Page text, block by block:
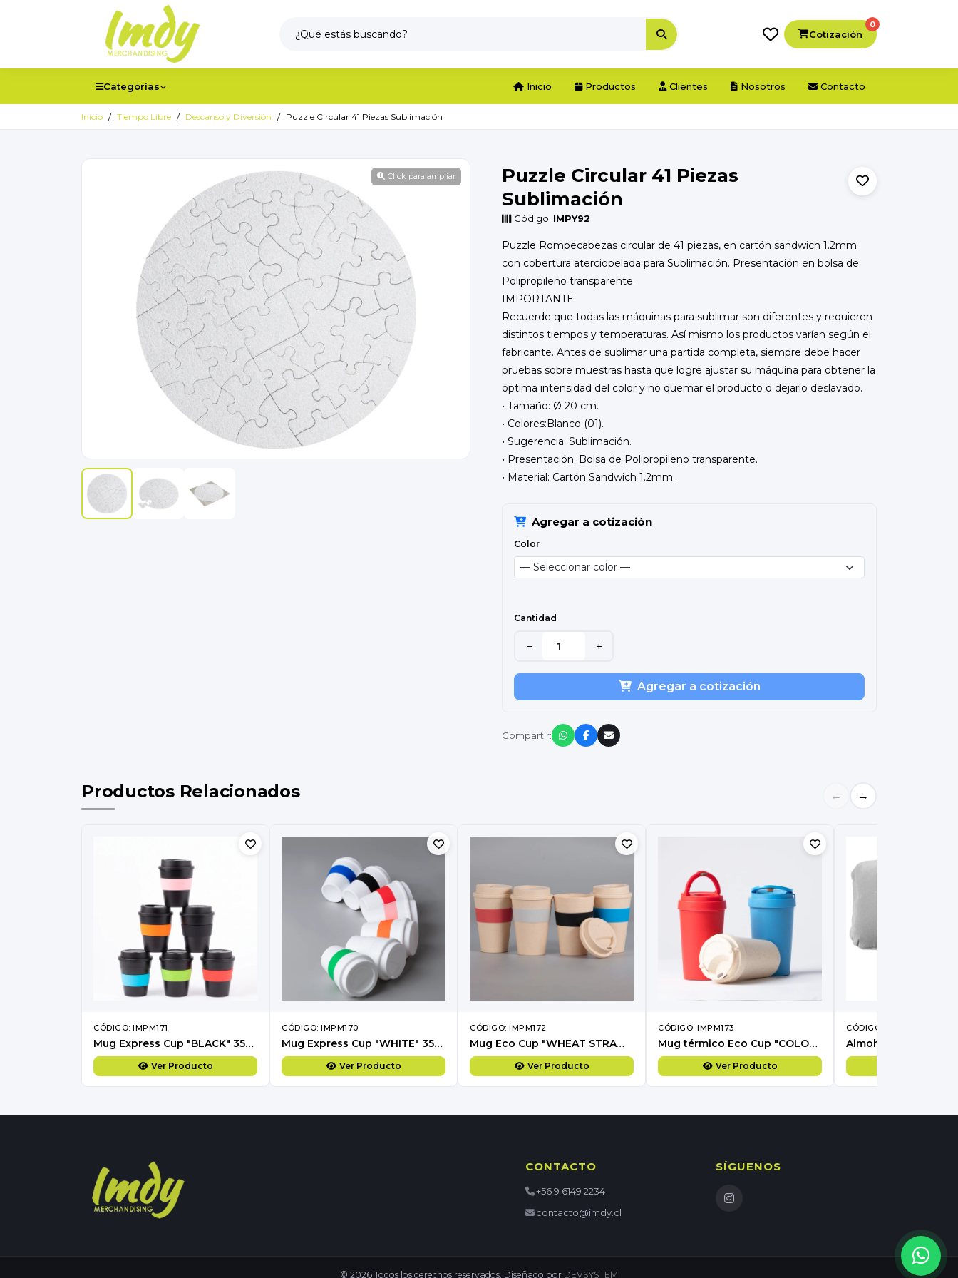
Cotización
0
Categorías Inicio Productos Clientes Nosotros Contacto
Inicio Tiempo Libre Descanso y Diversión Puzzle Circular 41 Piezas Sublimación
Click para ampliar
Puzzle Circular 41 Piezas
Sublimación
Código: IMPY92
Puzzle Rompecabezas circular de 41 piezas, en cartón sandwich 1.2mm
con cobertura aterciopelada para Sublimación. Presentación en bolsa de
Polipropileno transparente.
IMPORTANTE
Recuerde que todas las máquinas para sublimar son diferentes y requieren
distintos tiempos y temperaturas. Así mismo los productos varían según el
fabricante. Antes de sublimar una partida completa, siempre debe hacer
pruebas sobre muestras hasta que logre ajustar su máquina para obtener la
óptima intensidad del color y no quemar el producto o dejarlo deslavado.
• Tamaño: Ø 20 cm.
• Colores:Blanco (01).
• Sugerencia: Sublimación.
• Presentación: Bolsa de Polipropileno transparente.
• Material: Cartón Sandwich 1.2mm.
Agregar a cotización
Color
Cantidad
− +
Agregar a cotización
Compartir:
Productos Relacionados ← →
CÓDIGO: IMPM171
Mug Express Cup "BLACK" 356cc con banda silicona
Ver Producto
CÓDIGO: IMPM170
Mug Express Cup "WHITE" 356cc con banda silicona
Ver Producto
CÓDIGO: IMPM172
Mug Eco Cup "WHEAT STRAW" 355cc con banda silicona
Ver Producto
CÓDIGO: IMPM173
Mug térmico Eco Cup "COLOR WHEAT" 360cc
Ver Producto
CÓDIGO: IMPD5
Almohada Cervical
CONTACTO
+56 9 6149 2234
contacto@imdy.cl
SÍGUENOS
© 2026 Todos los derechos reservados. Diseñado por DEVSYSTEM